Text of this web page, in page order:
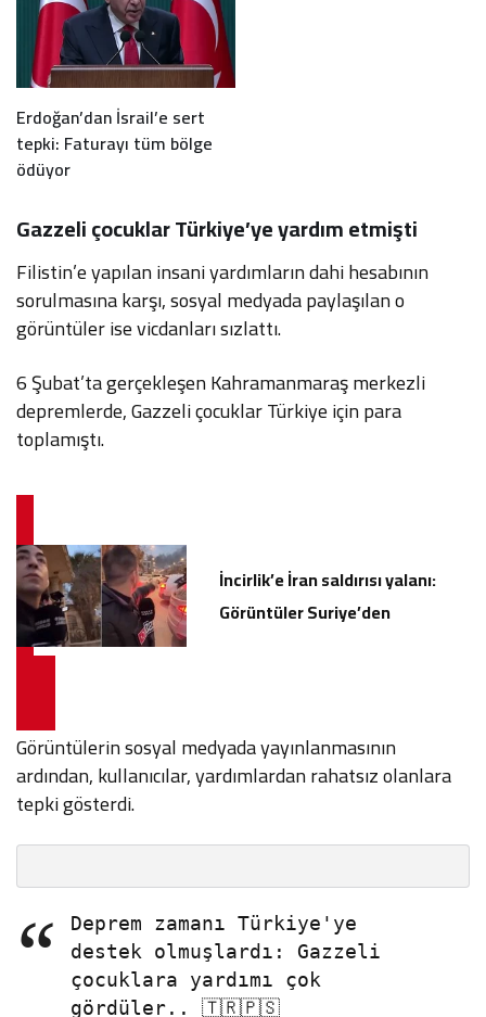
Erdoğan’dan İsrail’e sert
tepki: Faturayı tüm bölge
ödüyor
Gazzeli çocuklar Türkiye’ye yardım etmişti
Filistin’e yapılan insani yardımların dahi hesabının
sorulmasına karşı, sosyal medyada paylaşılan o
görüntüler ise vicdanları sızlattı.
6 Şubat’ta gerçekleşen Kahramanmaraş merkezli
depremlerde, Gazzeli çocuklar Türkiye için para
toplamıştı.
İncirlik’e İran saldırısı yalanı:
Görüntüler Suriye’den
Görüntülerin sosyal medyada yayınlanmasının
ardından, kullanıcılar, yardımlardan rahatsız olanlara
tepki gösterdi.
Deprem zamanı Türkiye'ye
destek olmuşlardı: Gazzeli
çocuklara yardımı çok
gördüler.. 🇹🇷🇵🇸